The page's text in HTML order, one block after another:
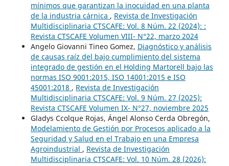
mínimos que garantizan la inocuidad en una planta
de la industria cárnica , Revista de Investigación
Multidisciplinaria CTSCAFE: Vol. 8 Núm. 22 (2024): :
Revista CTSCAFE Volumen VIII- N°22, marzo 2024
Angelo Giovanni Tineo Gomez, Diagnóstico y análisis
de causas raíz del bajo cumplimiento del sistema
integrado de gestión en el Holding Martorell bajo las
normas ISO 9001:2015, ISO 14001:2015 e ISO
45001:2018 , Revista de Investigación
Multidisciplinaria CTSCAFE: Vol. 9 Núm. 27 (2025):
Revista CTSCAFE Volumen IX- N°27, noviembre 2025
Gladys Ccolque Rojas, Ángel Alonso Cerda Obregón,
Modelamiento de Gestión por Procesos aplicado a la
Seguridad y Salud en el Trabajo en una Empresa
Agroindustrial , Revista de Investigación
Multidisciplinaria CTSCAFE: Vol. 10 Núm. 28 (2026):